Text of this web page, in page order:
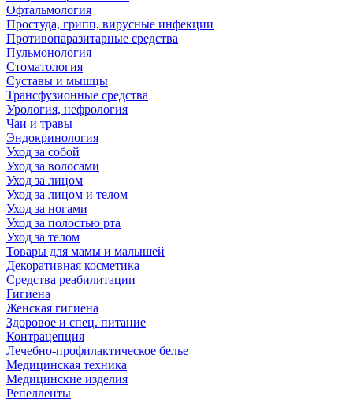
Офтальмология
Простуда, грипп, вирусные инфекции
Противопаразитарные средства
Пульмонология
Стоматология
Суставы и мышцы
Трансфузионные средства
Урология, нефрология
Чаи и травы
Эндокринология
Уход за собой
Уход за волосами
Уход за лицом
Уход за лицом и телом
Уход за ногами
Уход за полостью рта
Уход за телом
Товары для мамы и малышей
Декоративная косметика
Средства реабилитации
Гигиена
Женская гигиена
Здоровое и спец. питание
Контрацепция
Лечебно-профилактическое белье
Медицинская техника
Медицинские изделия
Репелленты